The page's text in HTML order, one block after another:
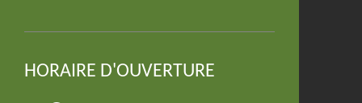
HORAIRE D'OUVERTURE